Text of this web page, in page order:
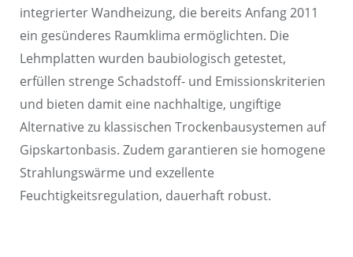
integrierter Wandheizung, die bereits Anfang 2011
ein gesünderes Raumklima ermöglichten. Die
Lehmplatten wurden baubiologisch getestet,
erfüllen strenge Schadstoff- und Emissionskriterien
und bieten damit eine nachhaltige, ungiftige
Alternative zu klassischen Trockenbausystemen auf
Gipskartonbasis. Zudem garantieren sie homogene
Strahlungswärme und exzellente
Feuchtigkeitsregulation, dauerhaft robust.